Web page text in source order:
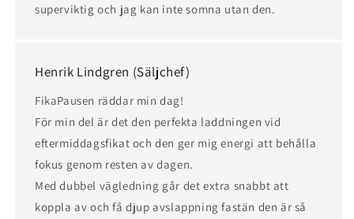
superviktig och jag kan inte somna utan den.
Henrik Lindgren (Säljchef)
FikaPausen räddar min dag!
För min del är det den perfekta laddningen vid
eftermiddagsfikat och den ger mig energi att behålla
fokus genom resten av dagen.
Med dubbel vägledning går det extra snabbt att
koppla av och få djup avslappning fastän den är så